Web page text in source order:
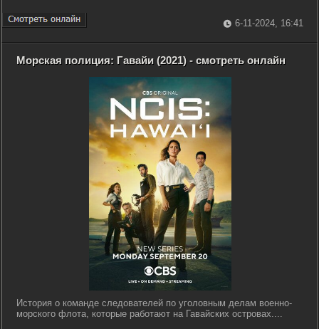
6-11-2024, 16:41
Морская полиция: Гавайи (2021) - смотреть онлайн
История о команде следователей по уголовным делам военно-
морского флота, которые работают на Гавайских островах....